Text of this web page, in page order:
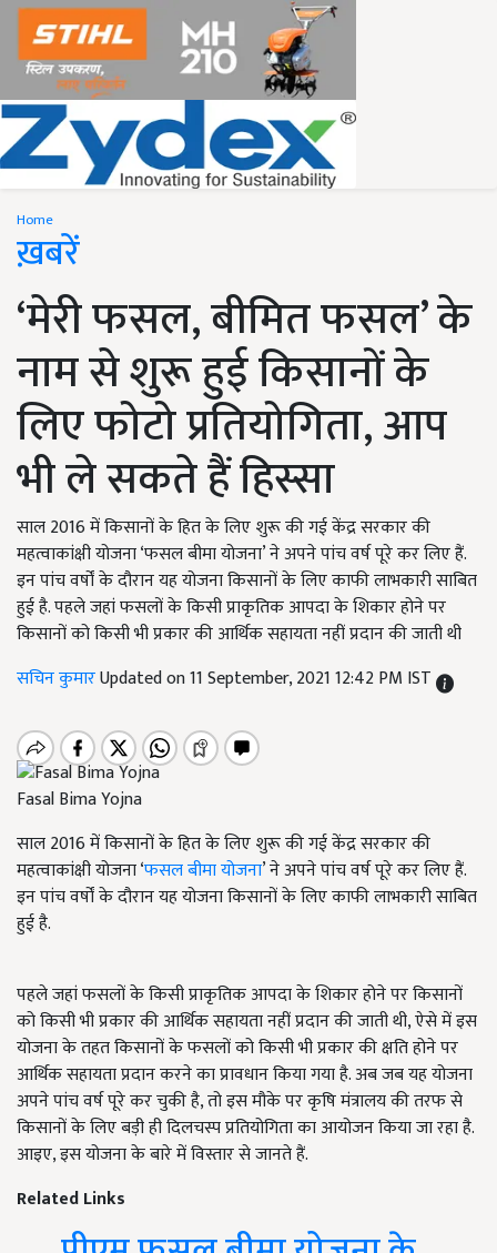
Home
ख़बरें
‘मेरी फसल, बीमित फसल’ के
नाम से शुरू हुई किसानों के
लिए फोटो प्रतियोगिता, आप
भी ले सकते हैं हिस्सा
साल 2016 में किसानों के हित के लिए शुरू की गई केंद्र सरकार की
महत्वाकांक्षी योजना ‘फसल बीमा योजना’ ने अपने पांच वर्ष पूरे कर लिए हैं.
इन पांच वर्षों के दौरान यह योजना किसानों के लिए काफी लाभकारी साबित
हुई है. पहले जहां फसलों के किसी प्राकृतिक आपदा के शिकार होने पर
किसानों को किसी भी प्रकार की आर्थिक सहायता नहीं प्रदान की जाती थी
सचिन कुमारUpdated on 11 September, 2021 12:42 PM IST
Fasal Bima Yojna
साल 2016 में किसानों के हित के लिए शुरू की गई केंद्र सरकार की
महत्वाकांक्षी योजना ‘फसल बीमा योजना’ने अपने पांच वर्ष पूरे कर लिए हैं.
इन पांच वर्षों के दौरान यह योजना किसानों के लिए काफी लाभकारी साबित
हुई है.
पहले जहां फसलों के किसी प्राकृतिक आपदा के शिकार होने पर किसानों
को किसी भी प्रकार की आर्थिक सहायता नहीं प्रदान की जाती थी, ऐसे में इस
योजना के तहत किसानों के फसलों को किसी भी प्रकार की क्षति होने पर
आर्थिक सहायता प्रदान करने का प्रावधान किया गया है. अब जब यह योजना
अपने पांच वर्ष पूरे कर चुकी है, तो इस मौके पर कृषि मंत्रालय की तरफ से
किसानों के लिए बड़ी ही दिलचस्प प्रतियोगिता का आयोजन किया जा रहा है.
आइए, इस योजना के बारे में विस्तार से जानते हैं.
Related Links